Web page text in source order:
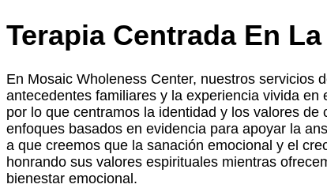
Terapia Centrada En
En Mosaic Wholeness Center, nuestros servicios
antecedentes familiares y la experiencia vivida
por lo que centramos la identidad y los valores
enfoques basados en evidencia para apoyar la
a que creemos que la sanación emocional y el
honrando sus valores espirituales mientras
bienestar emocional.